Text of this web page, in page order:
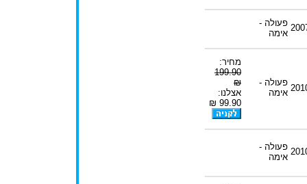
פעולה -
אימה
פעולה -
אימה
מחיר:
199.90
₪
אצלנו:
99.90 ₪
פעולה -
אימה